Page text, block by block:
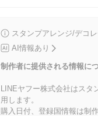
スタンプアレンジ/デコ
AI情報あり
制作者に提供される情報に
LINEヤフー株式会社はスタ
用します。
購入日付、登録国情報は制